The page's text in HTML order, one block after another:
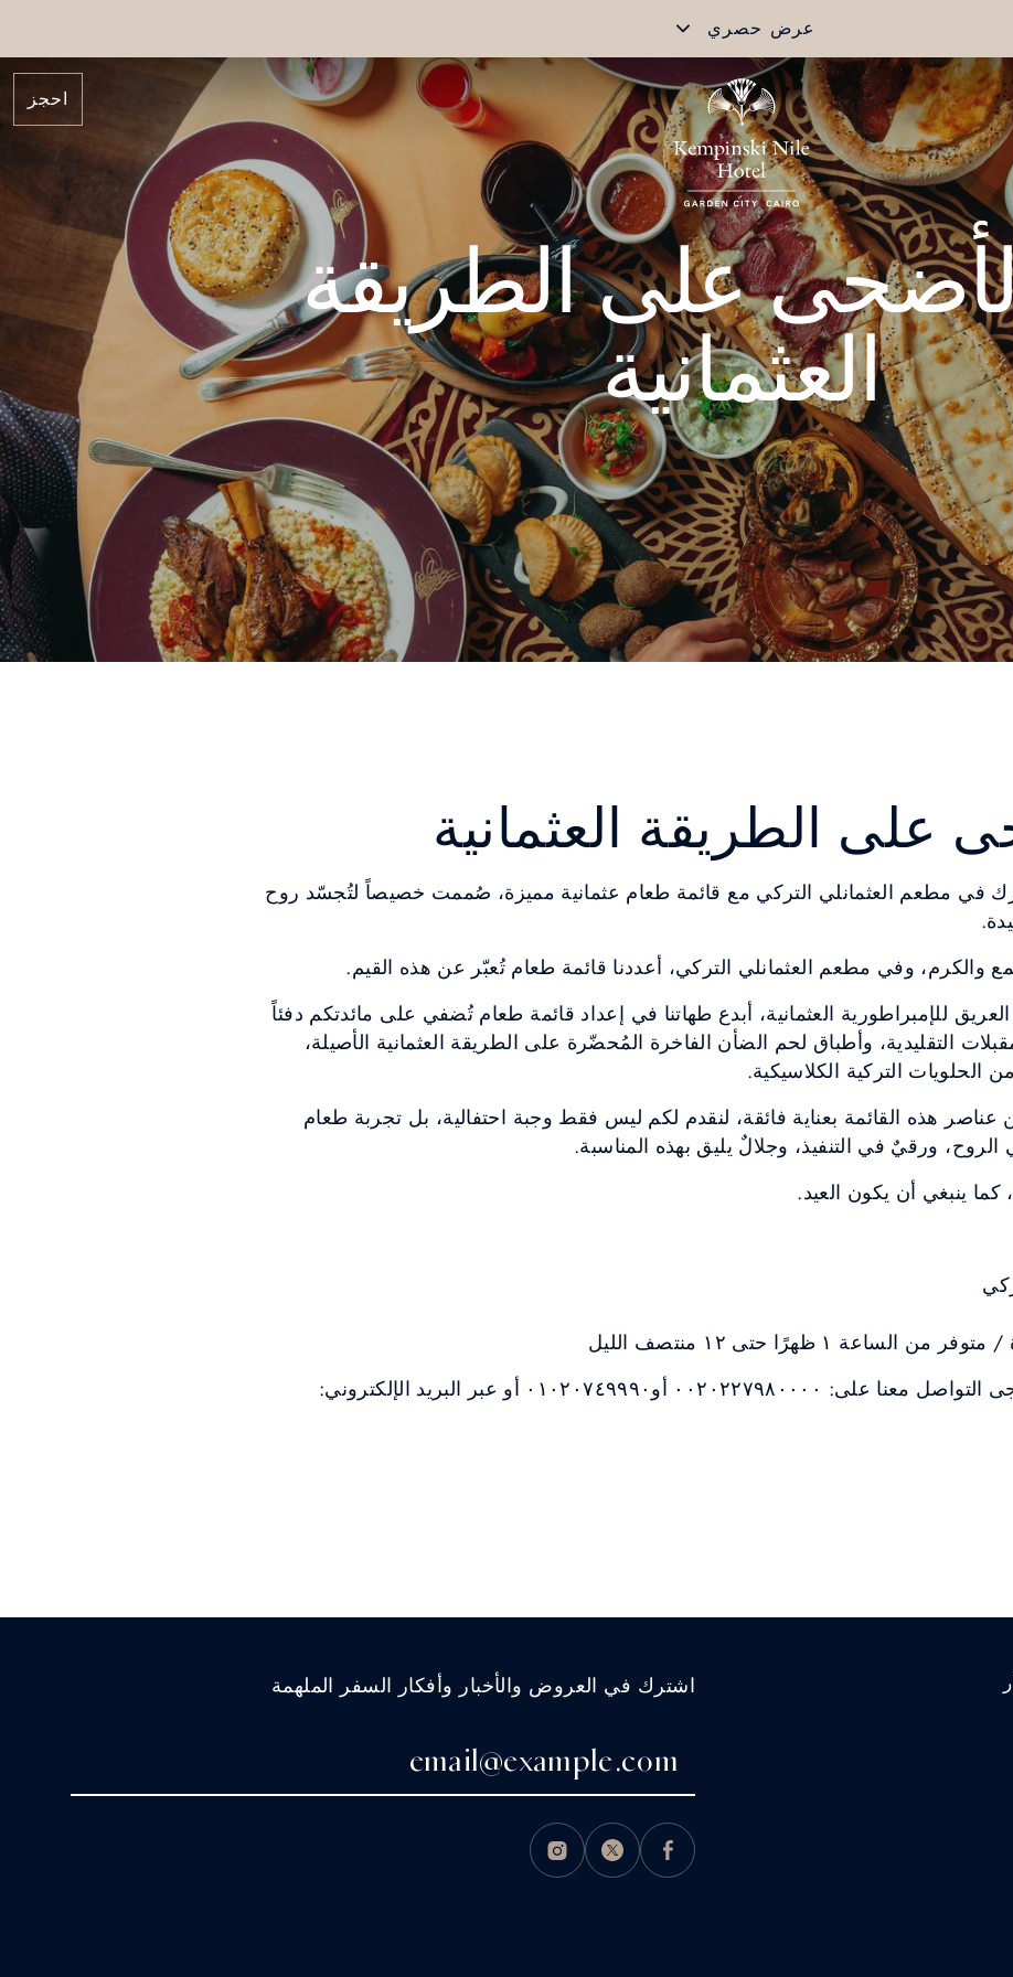
عرض حصري
احجز
على الطريقة
العثمانية
على الطريقة العثمانية
في مطعم العثمانلي التركي مع قائمة طعام عثمانية مميزة، صُممت خصيصاً لتُجسّد روح
والكرم، وفي مطعم العثمانلي التركي، أعددنا قائمة طعام تُعبّر عن هذه القيم.
للإمبراطورية العثمانية، أبدع طهاتنا في إعداد قائمة طعام تُضفي على مائدتكم دفئاً
التقليدية، وأطباق لحم الضأن الفاخرة المُحضّرة على الطريقة العثمانية الأصيلة،
الحلويات التركية الكلاسيكية.
هذه القائمة بعناية فائقة، لنقدم لكم ليس فقط وجبة احتفالية، بل تجربة طعام
ورقيٌ في التنفيذ، وجلالٌ يليق بهذه المناسبة.
ينبغي أن يكون العيد.
١ ظهرًا حتى ١٢ منتصف الليل
أو٠١٠٢٠٧٤٩٩٩٠ أو عبر البريد الإلكتروني:
اشترك في العروض والأخبار وأفكار السفر الملهمة